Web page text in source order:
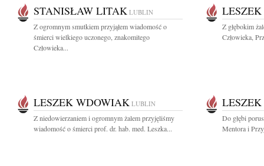
STANISŁAW LITAK LUBLIN
Z ogromnym smutkiem przyjąłem wiadomość o
śmierci wielkiego uczonego, znakomitego
Człowieka...
Z głębokim
Człowieka,
LESZEK WDOWIAK LUBLIN
Z niedowierzaniem i ogromnym żalem przyjęliśmy
wiadomość o śmierci prof. dr. hab. med. Leszka...
Do głębi
Mentora i